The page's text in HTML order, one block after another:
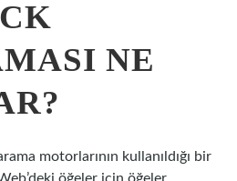
NE
motorlarının kullanıldığı bir